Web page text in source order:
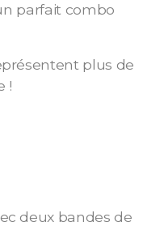
parfait combo
plus de
!
deux bandes de